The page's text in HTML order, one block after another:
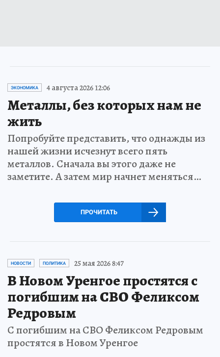
ЭКОНОМИКА 4 августа 2026 12:06
Металлы, без которых нам не
жить
Попробуйте представить, что однажды из
нашей жизни исчезнут всего пять
металлов. Сначала вы этого даже не
заметите. А затем мир начнет меняться…
ПРОЧИТАТЬ
НОВОСТИ ПОЛИТИКА 25 мая 2026 8:47
В Новом Уренгое простятся с
погибшим на СВО Феликсом
Редровым
С погибшим на СВО Феликсом Редровым
простятся в Новом Уренгое